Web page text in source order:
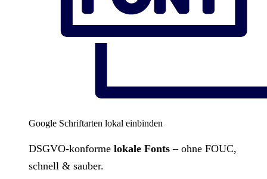
Google Schriftarten lokal einbinden
DSGVO-konforme lokale Fonts – ohne FOUC,
schnell & sauber.